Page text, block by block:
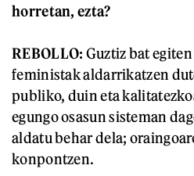
horretan, ezta?
REBOLLO: Guztiz bat
feministak aldarrikatzen
publiko, duin eta
egungo osasun sisteman
aldatu behar dela;
konpontzen.